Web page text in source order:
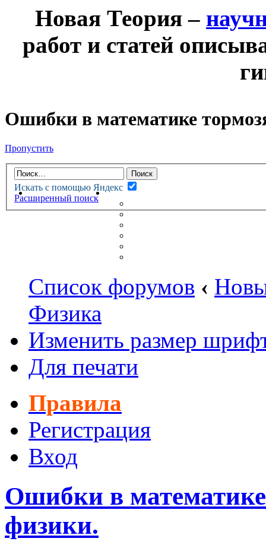
Новая Теория –
работ и статей
Ошибки в математике
Пропустить
Искать с помощью Яндекс
Расширенный поиск
НОВАЯ ТЕОРИЯФОРУМ
НЕПРОЧИТАННЫЕ
Список форумов ‹
Физика
Изменить размер
Для печати
Правила
Регистрация
Вход
Ошибки в математике
физики.